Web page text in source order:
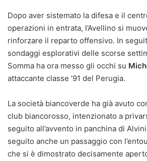
Dopo aver sistemato la difesa e il
operazioni in entrata, l’Avellino si
rinforzare il reparto offensivo. In
sondaggi esplorativi delle scorse
Somma ha ora messo gli occhi su
attaccante classe ’91 del Perugia.
La società biancoverde ha già avuto
club biancorosso, intenzionato a
seguito all’avvento in panchina di
seguito anche un passaggio con
che si è dimostrato decisamente